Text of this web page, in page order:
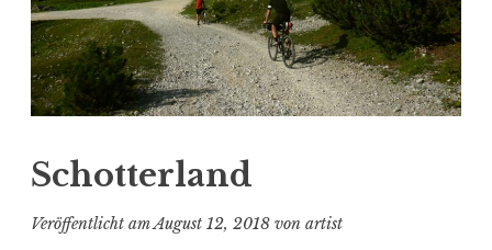
Schotterland
Veröffentlicht amAugust 12, 2018 von artist